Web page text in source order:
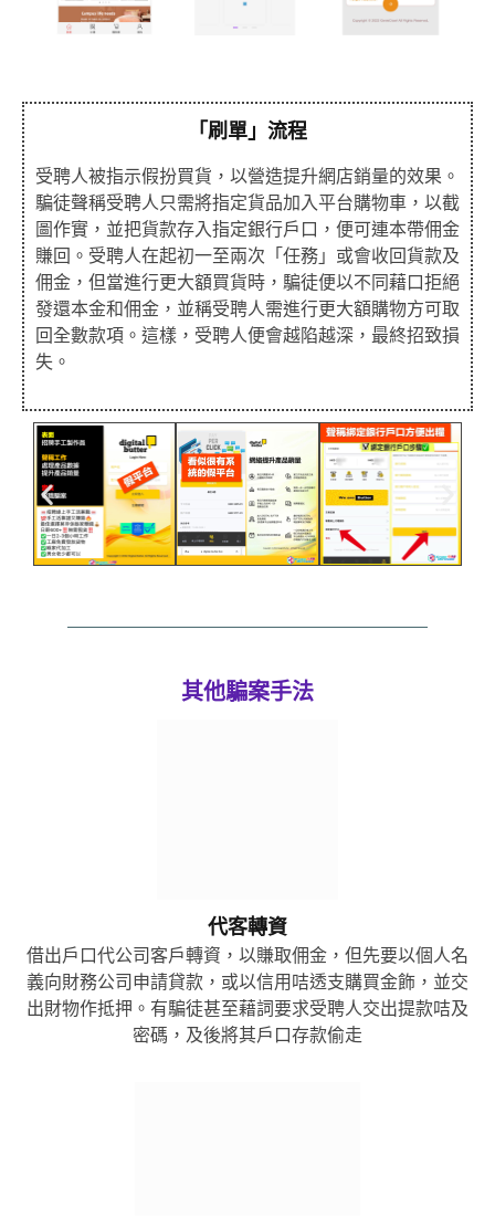
「刷單」流程
受聘人被指示假扮買貨，以營造提升網店銷量的效果。
騙徒聲稱受聘人只需將指定貨品加入平台購物車，以截
圖作實，並把貨款存入指定銀行戶口，便可連本帶佣金
賺回。受聘人在起初一至兩次「任務」或會收回貨款及
佣金，但當進行更大額買貨時，騙徒便以不同藉口拒絕
發還本金和佣金，並稱受聘人需進行更大額購物方可取
回全數款項。這樣，受聘人便會越陷越深，最終招致損
失。
其他騙案手法
代客轉資
借出戶口代公司客戶轉資，以賺取佣金，但先要以個人名
義向財務公司申請貸款，或以信用咭透支購買金飾，並交
出財物作抵押。有騙徒甚至藉詞要求受聘人交出提款咭及
密碼，及後將其戶口存款偷走